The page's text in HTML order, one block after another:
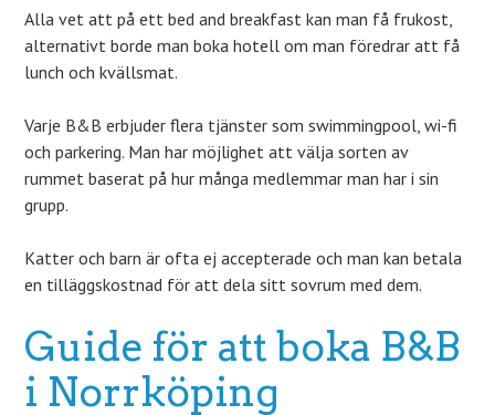
Alla vet att på ett bed and breakfast kan man få frukost,
alternativt borde man boka hotell om man föredrar att få
lunch och kvällsmat.
Varje B&B erbjuder flera tjänster som swimmingpool, wi-fi
och parkering. Man har möjlighet att välja sorten av
rummet baserat på hur många medlemmar man har i sin
grupp.
Katter och barn är ofta ej accepterade och man kan betala
en tilläggskostnad för att dela sitt sovrum med dem.
Guide för att boka B&B
i Norrköping